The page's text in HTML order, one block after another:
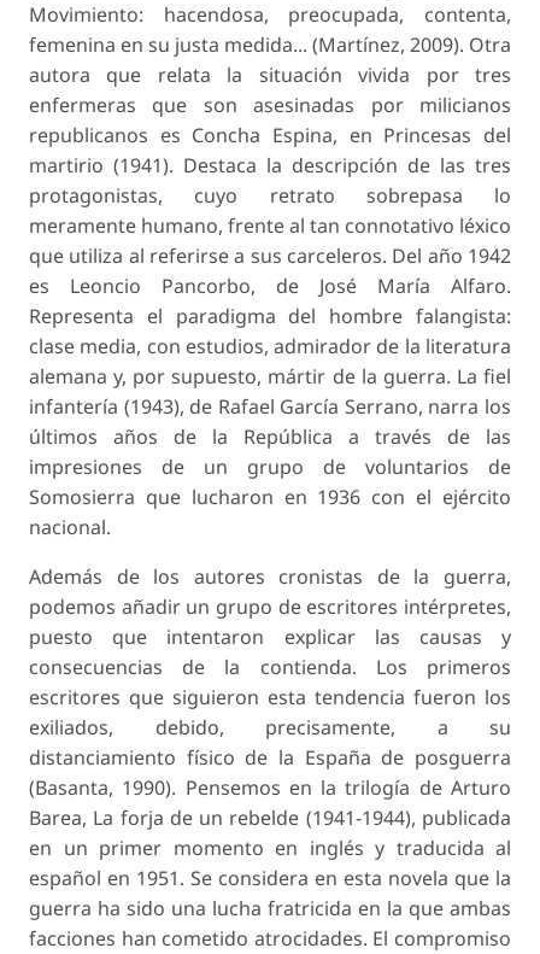
Movimiento: hacendosa, preocupada, contenta,
femenina en su justa medida... (Martínez, 2009). Otra
autora que relata la situación vivida por tres
enfermeras que son asesinadas por milicianos
republicanos es Concha Espina, en Princesas del
martirio (1941). Destaca la descripción de las tres
protagonistas, cuyo retrato sobrepasa lo
meramente humano, frente al tan connotativo léxico
que utiliza al referirse a sus carceleros. Del año 1942
es Leoncio Pancorbo, de José María Alfaro.
Representa el paradigma del hombre falangista:
clase media, con estudios, admirador de la literatura
alemana y, por supuesto, mártir de la guerra. La fiel
infantería (1943), de Rafael García Serrano, narra los
últimos años de la República a través de las
impresiones de un grupo de voluntarios de
Somosierra que lucharon en 1936 con el ejército
nacional.
Además de los autores cronistas de la guerra,
podemos añadir un grupo de escritores intérpretes,
puesto que intentaron explicar las causas y
consecuencias de la contienda. Los primeros
escritores que siguieron esta tendencia fueron los
exiliados, debido, precisamente, a su
distanciamiento físico de la España de posguerra
(Basanta, 1990). Pensemos en la trilogía de Arturo
Barea, La forja de un rebelde (1941-1944), publicada
en un primer momento en inglés y traducida al
español en 1951. Se considera en esta novela que la
guerra ha sido una lucha fratricida en la que ambas
facciones han cometido atrocidades. El compromiso